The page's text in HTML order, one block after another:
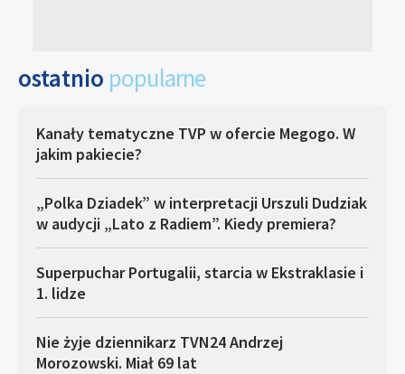
ostatnio popularne
Kanały tematyczne TVP w ofercie Megogo. W
jakim pakiecie?
„Polka Dziadek” w interpretacji Urszuli Dudziak
w audycji „Lato z Radiem”. Kiedy premiera?
Superpuchar Portugalii, starcia w Ekstraklasie i
1. lidze
Nie żyje dziennikarz TVN24 Andrzej
Morozowski. Miał 69 lat